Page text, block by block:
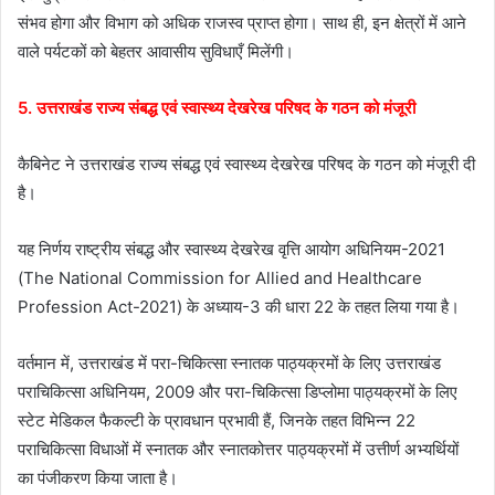
संभव होगा और विभाग को अधिक राजस्व प्राप्त होगा। साथ ही, इन क्षेत्रों में आने
वाले पर्यटकों को बेहतर आवासीय सुविधाएँ मिलेंगी।
5. उत्तराखंड राज्य संबद्ध एवं स्वास्थ्य देखरेख परिषद के गठन को मंजूरी
कैबिनेट ने उत्तराखंड राज्य संबद्ध एवं स्वास्थ्य देखरेख परिषद के गठन को मंजूरी दी
है।
यह निर्णय राष्ट्रीय संबद्ध और स्वास्थ्य देखरेख वृत्ति आयोग अधिनियम-2021
(The National Commission for Allied and Healthcare
Profession Act-2021) के अध्याय-3 की धारा 22 के तहत लिया गया है।
वर्तमान में, उत्तराखंड में परा-चिकित्सा स्नातक पाठ्यक्रमों के लिए उत्तराखंड
पराचिकित्सा अधिनियम, 2009 और परा-चिकित्सा डिप्लोमा पाठ्यक्रमों के लिए
स्टेट मेडिकल फैकल्टी के प्रावधान प्रभावी हैं, जिनके तहत विभिन्न 22
पराचिकित्सा विधाओं में स्नातक और स्नातकोत्तर पाठ्यक्रमों में उत्तीर्ण अभ्यर्थियों
का पंजीकरण किया जाता है।